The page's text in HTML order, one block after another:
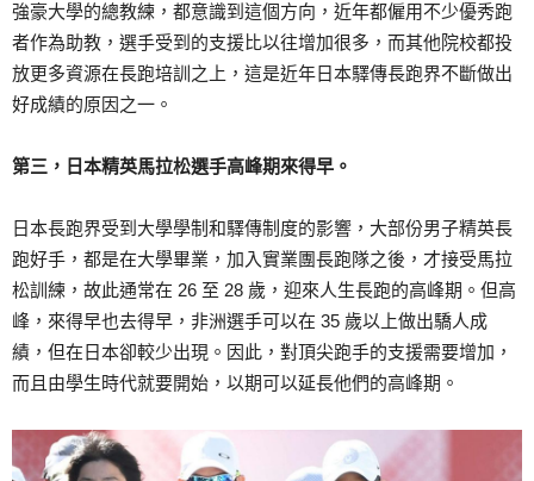
強豪大學的總教練，都意識到這個方向，近年都僱用不少優秀跑
者作為助教，選手受到的支援比以往增加很多，而其他院校都投
放更多資源在長跑培訓之上，這是近年日本驛傳長跑界不斷做出
好成績的原因之一。
第三，日本精英馬拉松選手高峰期來得早。
日本長跑界受到大學學制和驛傳制度的影響，大部份男子精英長
跑好手，都是在大學畢業，加入實業團長跑隊之後，才接受馬拉
松訓練，故此通常在 26 至 28 歲，迎來人生長跑的高峰期。但高
峰，來得早也去得早，非洲選手可以在 35 歲以上做出驕人成
績，但在日本卻較少出現。因此，對頂尖跑手的支援需要增加，
而且由學生時代就要開始，以期可以延長他們的高峰期。